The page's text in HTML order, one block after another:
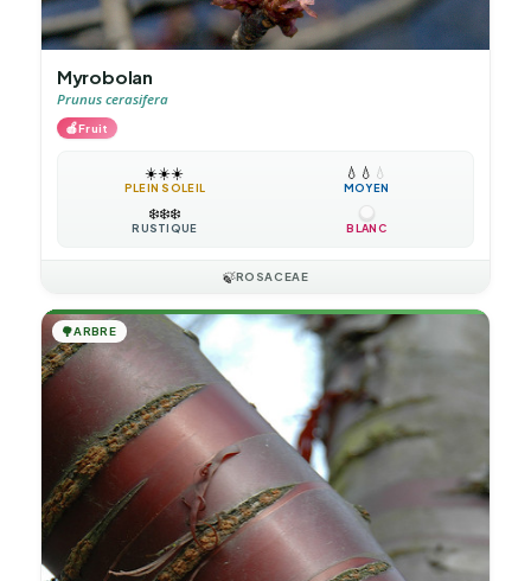
Myrobolan
Prunus cerasifera
🍎Fruit
☀️☀️☀️
PLEIN SOLEIL
💧 💧 💧
MOYEN
❄️❄️❄️
RUSTIQUE BLANC
🍃ROSACEAE
🌳ARBRE